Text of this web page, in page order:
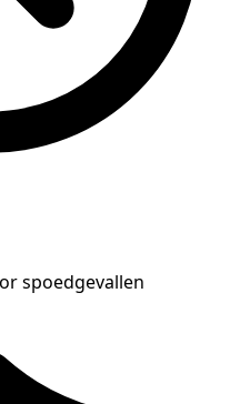
spoedgevallen